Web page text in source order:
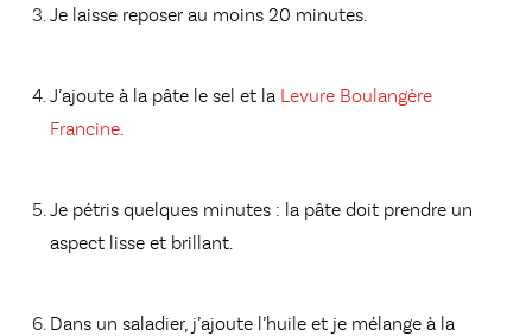
Je laisse reposer au moins 20 minutes.
J’ajoute à la pâte le sel et la Levure Boulangère
Francine.
Je pétris quelques minutes : la pâte doit prendre un
aspect lisse et brillant.
Dans un saladier, j’ajoute l’huile et je mélange à la